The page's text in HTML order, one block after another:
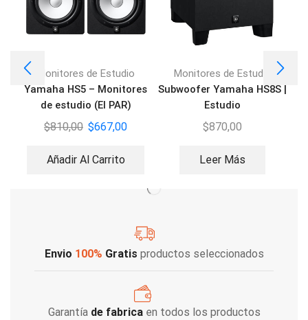
Monitores de Estudio
Yamaha HS5 – Monitores
de estudio (El PAR)
$810,00 $667,00
Añadir Al Carrito
Monitores de Estudio
Subwoofer Yamaha HS8S |
Estudio
$870,00
Leer Más
Envio 100% Gratis productos seleccionados
Garantía de fabricaen todos los productos